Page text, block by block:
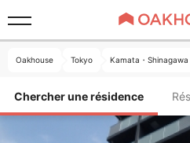
Oakhouse Tokyo Kamata・
Chercher une résidence